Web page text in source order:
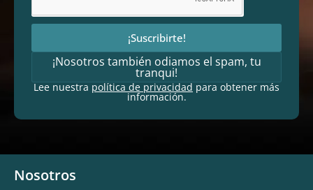
¡Suscribirte!
¡Nosotros también odiamos el spam, tu
tranqui!
Lee nuestra política de privacidad para obtener más
información.
Nosotros